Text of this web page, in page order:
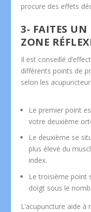
procure des effets
3- FAITES UN
ZONE
Il est conseillé
différents points de
selon les
Le premier point
votre deuxième
Le deuxième se
plus élevé du
index.
Le troisième point
doigt sous le
L’acupuncture aide